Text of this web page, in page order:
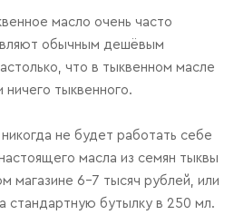
масло очень часто
обычным дешёвым
что в тыквенном масле
ничего тыквенного.
не будет работать себе
масла из семян тыквы
магазине 6–7 тысяч рублей, или
стандартную бутылку в 250 мл.